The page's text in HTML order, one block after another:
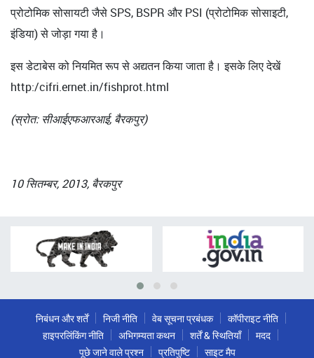
प्रोटोमिक सोसायटी जैसे SPS, BSPR और PSI (प्रोटोमिक सोसाइटी,
इंडिया) से जोड़ा गया है।
इस डेटाबेस को नियमित रूप से अद्यतन किया जाता है। इसके लिए देखें
http:/cifri.ernet.in/fishprot.html
(स्रोत: सीआईएफआरआई, बैरकपुर)
10 सितम्बर, 2013, बैरकपुर
निबंधन और शर्तें निजी नीति वेब सूचना प्रबंधक
कॉपीराइट नीति
हाइपरलिंकिंग नीति
अभिगम्यता कथन शर्तें & स्थितियाँ
मदद
पूछे जाने वाले प्रश्न
प्रतिपुष्टि साइट मैप